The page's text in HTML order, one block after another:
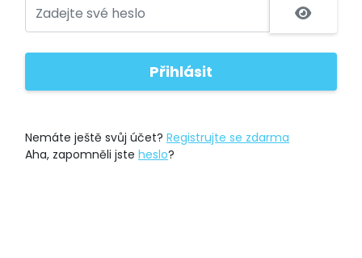
Nemáte ještě svůj účet? Registrujte se zdarma
Aha, zapomněli jste heslo?